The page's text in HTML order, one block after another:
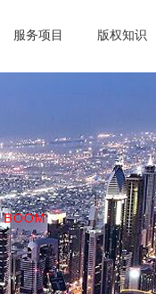
服务项目 版权知识